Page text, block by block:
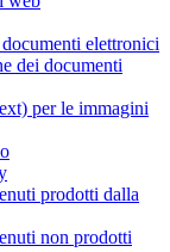
elettronici
dei documenti
per le immagini
prodotti dalla
non prodotti